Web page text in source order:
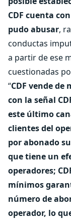
CDF cuenta
pudo abusar,
conductas
a partir de ese
cuestionadas
“CDF vende
con la señal
este último
clientes del
por abonado
que tiene un
operadores;
mínimos
número de
operador, lo